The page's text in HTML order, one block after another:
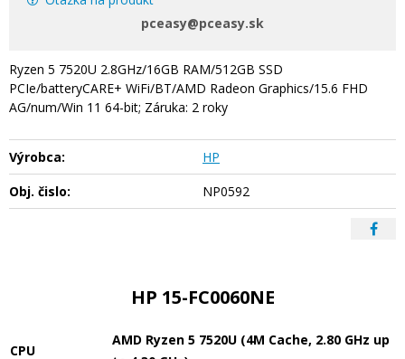
Ryzen 5 7520U 2.8GHz/16GB RAM/512GB SSD
PCIe/batteryCARE+ WiFi/BT/AMD Radeon Graphics/15.6 FHD
AG/num/Win 11 64-bit; Záruka: 2 roky
Výrobca:
HP
Obj. čislo:
NP0592
HP 15-FC0060NE
CPU
AMD Ryzen 5 7520U (4M Cache, 2.80 GHz up